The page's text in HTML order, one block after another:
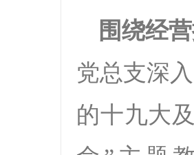
围绕经
党总支深
的十九大